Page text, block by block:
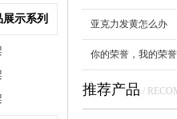
示系列 亚克力发黄怎么办
你的荣誉，我的荣
推荐产品 /